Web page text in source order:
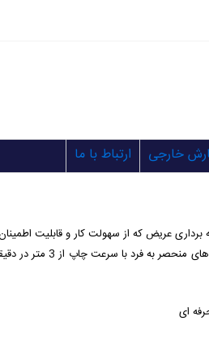
خارجی ارتباط با ما
برداری عریض که از سهولت کار و قابلیت
ای